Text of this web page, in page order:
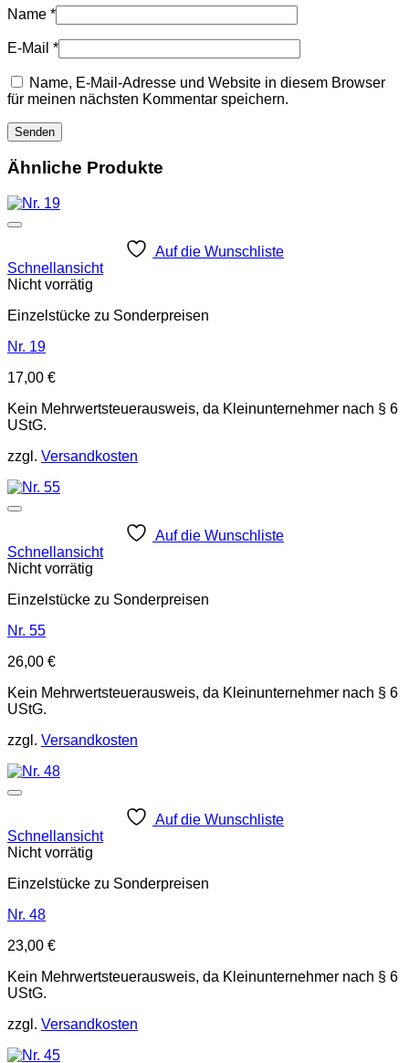
Name *
E-Mail *
Name, E-Mail-Adresse und Website in diesem Browser
für meinen nächsten Kommentar speichern.
Ähnliche Produkte
Auf die Wunschliste
Schnellansicht
Nicht vorrätig
Einzelstücke zu Sonderpreisen
Nr. 19
17,00 €
Kein Mehrwertsteuerausweis, da Kleinunternehmer nach § 6
UStG.
zzgl. Versandkosten
Auf die Wunschliste
Schnellansicht
Nicht vorrätig
Einzelstücke zu Sonderpreisen
Nr. 55
26,00 €
Kein Mehrwertsteuerausweis, da Kleinunternehmer nach § 6
UStG.
zzgl. Versandkosten
Auf die Wunschliste
Schnellansicht
Nicht vorrätig
Einzelstücke zu Sonderpreisen
Nr. 48
23,00 €
Kein Mehrwertsteuerausweis, da Kleinunternehmer nach § 6
UStG.
zzgl. Versandkosten